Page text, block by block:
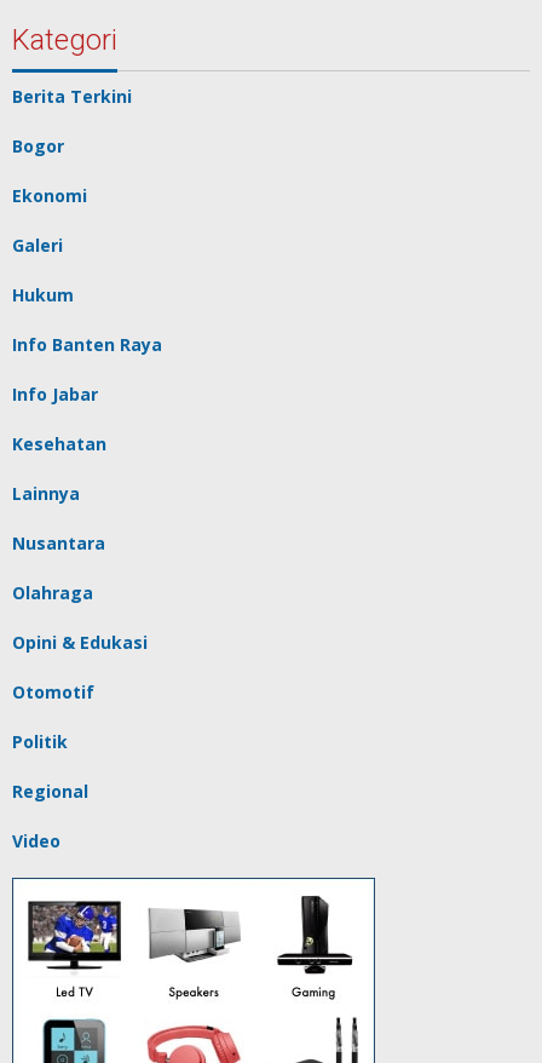
Kategori
Berita Terkini
Bogor
Ekonomi
Galeri
Hukum
Info Banten Raya
Info Jabar
Kesehatan
Lainnya
Nusantara
Olahraga
Opini & Edukasi
Otomotif
Politik
Regional
Video